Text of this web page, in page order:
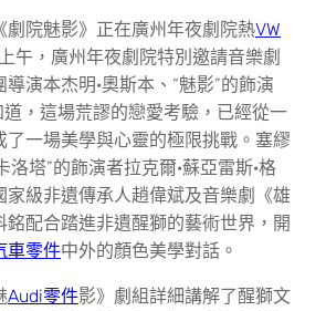
劇院魅影》正在廣州年夜劇院熱VW
午，廣州年夜劇院特別邀請音樂劇
導演本杰明·奧斯本、“魅影”的飾演
道，這場荒謬的戀愛考驗，已經從一
了一場美學與心靈的極限挑戰。塞繆
洛塔”的飾演者拉克爾·蘇亞雷斯·格
家級非遺傳承人趙偉斌及音樂劇《雄
銘配合踏進非遺醒獅的藝術世界，開
車零件中外的顏色美學對話。
Audi零件影》劇組詳細講解了醒獅文